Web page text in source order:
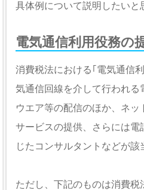
具体例について説明したいと
電気通信利用役務の
消費税法における｢電気通信
気通信回線を介して行われる
ウエア等の配信のほか、ネッ
サービスの提供、さらには電
じたコンサルタントなどが該
ただし、下記のものは消費税